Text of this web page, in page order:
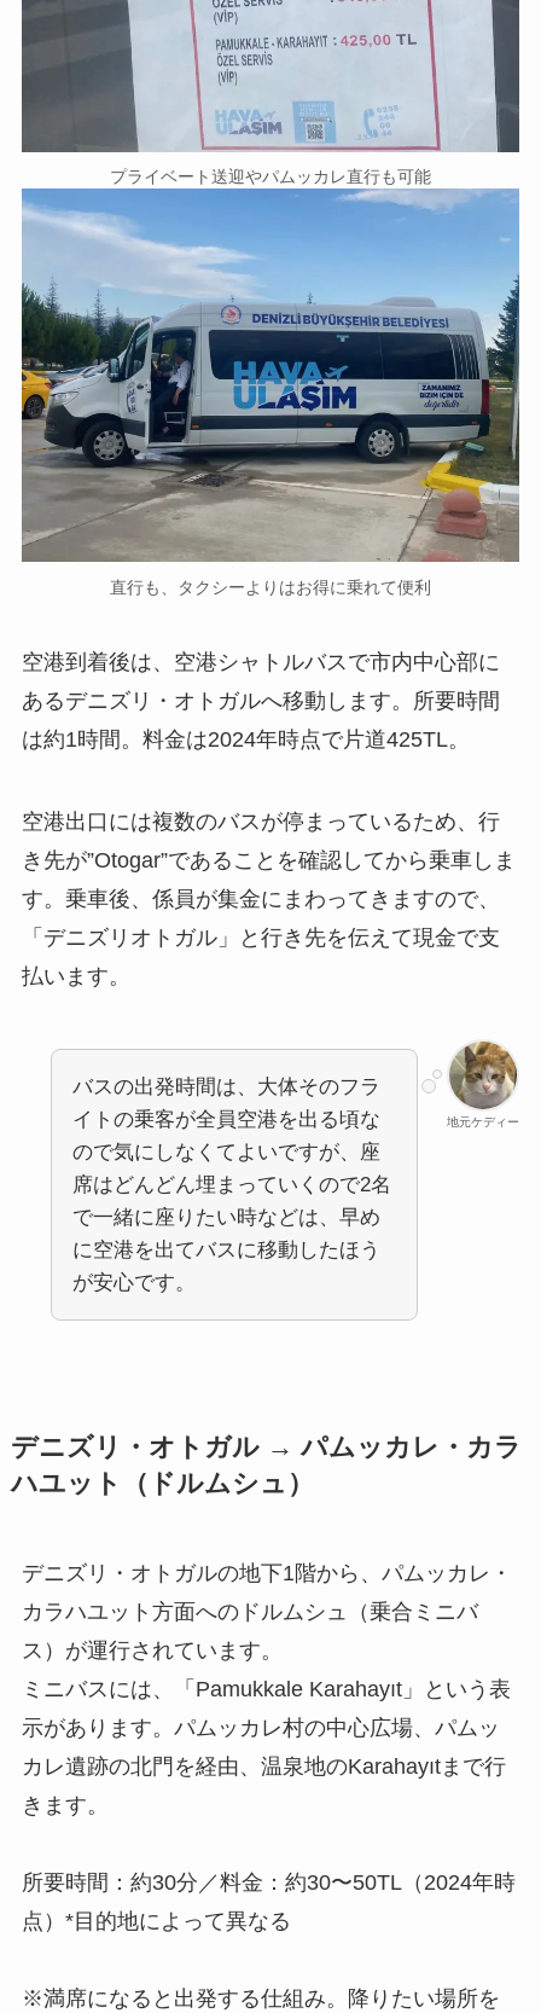
プライベート送迎やパムッカレ直行も可能
直行も、タクシーよりはお得に乗れて便利
空港到着後は、空港シャトルバスで市内中心部に
あるデニズリ・オトガルへ移動します。所要時間
は約1時間。料金は2024年時点で片道425TL。
空港出口には複数のバスが停まっているため、行
き先が”Otogar”であることを確認してから乗車しま
す。乗車後、係員が集金にまわってきますので、
「デニズリオトガル」と行き先を伝えて現金で支
払います。
地元ケディー
バスの出発時間は、大体そのフラ
イトの乗客が全員空港を出る頃な
ので気にしなくてよいですが、座
席はどんどん埋まっていくので2名
で一緒に座りたい時などは、早め
に空港を出てバスに移動したほう
が安心です。
デニズリ・オトガル → パムッカレ・カラ
ハユット（ドルムシュ）
デニズリ・オトガルの地下1階から、パムッカレ・
カラハユット方面へのドルムシュ（乗合ミニバ
ス）が運行されています。
ミニバスには、「Pamukkale Karahayıt」という表
示があります。パムッカレ村の中心広場、パムッ
カレ遺跡の北門を経由、温泉地のKarahayıtまで行
きます。
所要時間：約30分／料金：約30〜50TL（2024年時
点）*目的地によって異なる
※満席になると出発する仕組み。降りたい場所を